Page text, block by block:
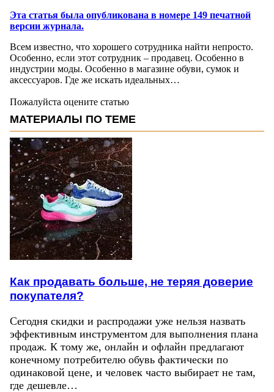
Эта статья была опубликована в номере 149 печатной
версии журнала.
Всем известно, что хорошего сотрудника найти непросто.
Особенно, если этот сотрудник – продавец. Особенно в
индустрии моды. Особенно в магазине обуви, сумок и
аксессуаров. Где же искать идеальных…
Пожалуйста оцените статью
МАТЕРИАЛЫ ПО ТЕМЕ
Как продавать больше, не теряя доверие
покупателя?
Сегодня скидки и распродажи уже нельзя назвать
эффективным инструментом для выполнения плана
продаж. К тому же, онлайн и офлайн предлагают
конечному потребителю обувь фактически по
одинаковой цене, и человек часто выбирает не там,
где дешевле…